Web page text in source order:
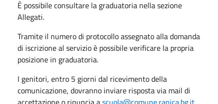
È possibile consultare la graduatoria nella sezione
Allegati.
Tramite il numero di protocollo assegnato alla domanda
di iscrizione al servizio è possibile verificare la propria
posizione in graduatoria.
I genitori, entro 5 giorni dal ricevimento della
comunicazione, dovranno inviare risposta via mail di